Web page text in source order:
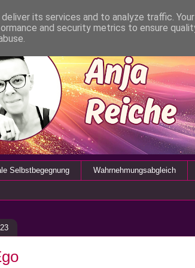
Selbstbegegnung Wahrnehmungsabgleich
its services and to analyze traffic.
and security metrics to ensure